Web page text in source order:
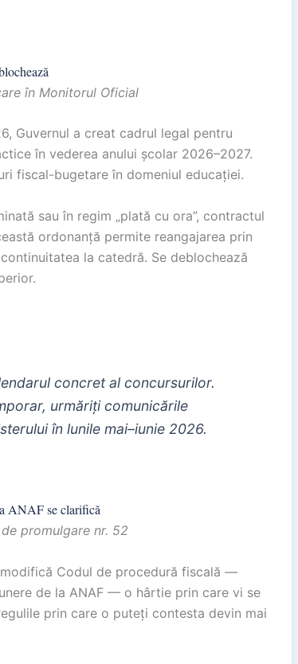
în Monitorul Oficial
Guvernul a creat cadrul legal pentru
în vederea anului școlar 2026–2027.
fiscal-bugetare în domeniul educației.
sau în regim „plată cu ora”, contractul
ordonanță permite reangajarea prin
la catedră. Se deblochează
concret al concursurilor.
urmăriți comunicările
în lunile mai–iunie 2026.
ANAF se clarifică
promulgare nr. 52
Codul de procedură fiscală —
de la ANAF — o hârtie prin care vi se
prin care o puteți contesta devin mai